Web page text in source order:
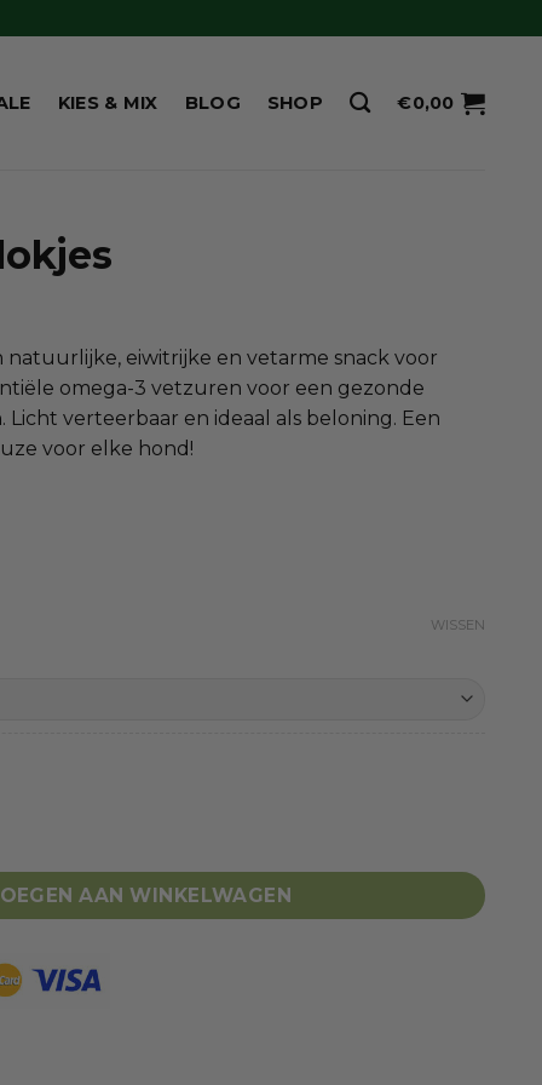
KIES & MIX BLOG SHOP €0,00
natuurlijke, eiwitrijke en vetarme snack voor
omega-3 vetzuren voor een gezonde
verteerbaar en ideaal als beloning. Een
voor elke hond!
WISSEN
AAN WINKELWAGEN